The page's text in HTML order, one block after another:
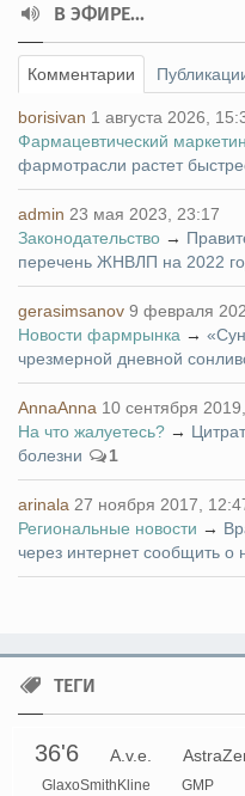
В ЭФИРЕ...
Комментарии
borisivan 1 августа 2026,
Фармацевтический
фармотрасли растет
admin 23 мая 2023, 23:17
Законодательство →
перечень ЖНВЛП на 2022
gerasimsanov 9 февраля
Новости фармрынка →
чрезмерной дневной
AnnaAnna 10 сентября
На что жалуетесь? →
болезни
1
arinala 27 ноября 2017,
Региональные новости →
через интернет сообщить о
ТЕГИ
36'6 A.v.e.
GlaxoSmithKline GMP